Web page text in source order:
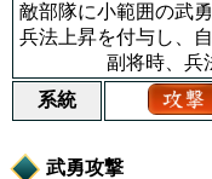
敵部隊に小範囲の武
兵法上昇を付与し、
副将時、兵
系統
武勇攻撃